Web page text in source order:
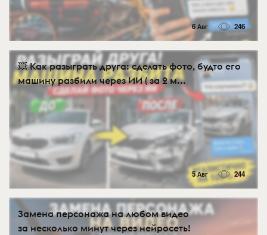
6 Авг 246
💥 Как разыграть друга: сделать фото, будто его
машину разбили через ИИ ( за 2 м...
5 Авг 244
Замена персонажа на любом видео
за несколько минут через нейросеть!